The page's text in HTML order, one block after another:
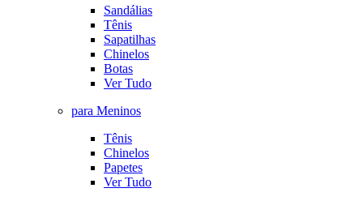
Sandálias
Tênis
Sapatilhas
Chinelos
Botas
Ver Tudo
para Meninos
Tênis
Chinelos
Papetes
Ver Tudo